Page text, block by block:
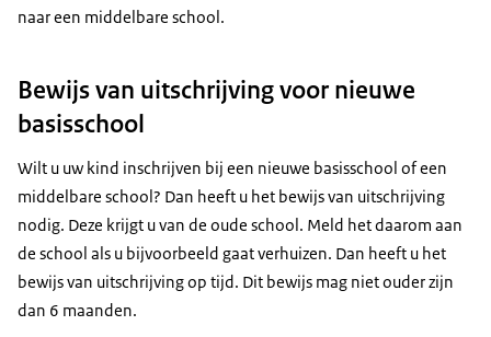
naar een middelbare school.
Bewijs van uitschrijving voor nieuwe
basisschool
Wilt u uw kind inschrijven bij een nieuwe basisschool of een
middelbare school? Dan heeft u het bewijs van uitschrijving
nodig. Deze krijgt u van de oude school. Meld het daarom aan
de school als u bijvoorbeeld gaat verhuizen. Dan heeft u het
bewijs van uitschrijving op tijd. Dit bewijs mag niet ouder zijn
dan 6 maanden.